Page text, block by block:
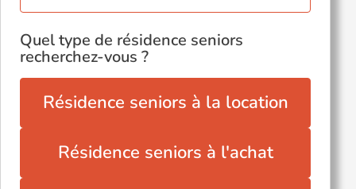
Quel type de résidence seniors
recherchez-vous ?
Résidence seniors à la location
Résidence seniors à l'achat